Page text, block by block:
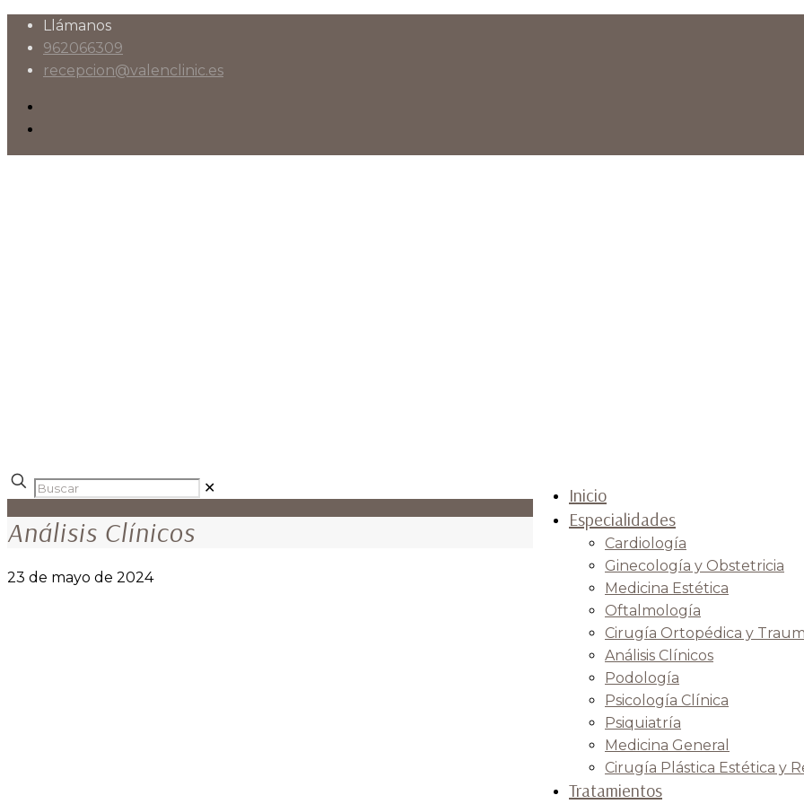
Llámanos
962066309
recepcion@valenclinic.es
Inicio
Especialidades
Cardiología
Ginecología y Obstetricia
Medicina Estética
Oftalmología
Cirugía Ortopédica y
Análisis Clínicos
Podología
Psicología Clínica
Psiquiatría
Medicina General
Cirugía Plástica Estética y
Tratamientos
✕
Análisis Clínicos
23 de mayo de 2024